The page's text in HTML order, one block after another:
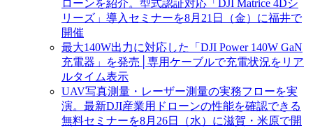
ローンを紹介。型式認証対応「DJI Matrice 4Dシ
リーズ」導入セミナーを8月21日（金）に福井で
開催
最大140W出力に対応した「DJI Power 140W GaN
充電器」を発売│専用ケーブルで充電状況をリア
ルタイム表示
UAV写真測量・レーザー測量の実務フローを実
演。最新DJI産業用ドローンの性能を確認できる
無料セミナーを8月26日（水）に滋賀・米原で開